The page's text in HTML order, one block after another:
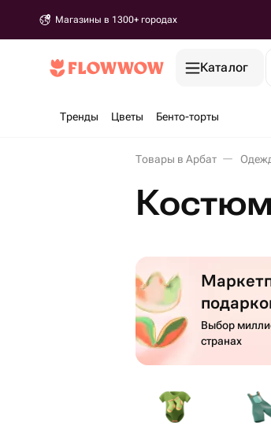
Магазины в 1300+ городах
Каталог
Тренды Цветы Бенто-торты
Товары в Арбат
Выбор
странах